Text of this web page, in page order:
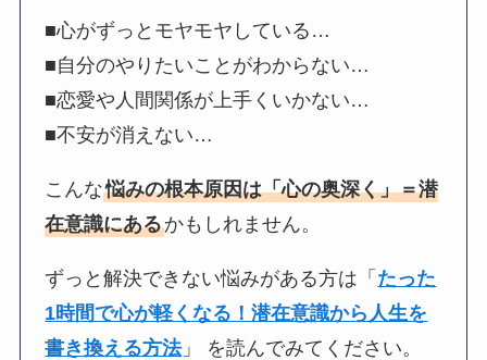
■心がずっとモヤモヤしている…
■自分のやりたいことがわからない…
■恋愛や人間関係が上手くいかない…
■不安が消えない…
こんな悩みの根本原因は「心の奥深く」＝潜
在意識にあるかもしれません。
ずっと解決できない悩みがある方は「 たった
1時間で心が軽くなる！潜在意識から人生を
書き換える方法」 を読んでみてください。